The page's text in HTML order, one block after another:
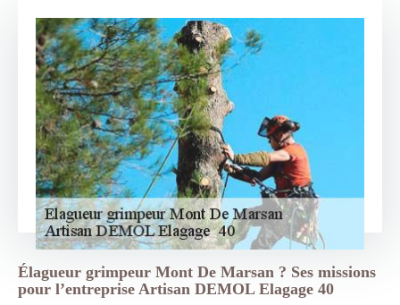
Élagueur grimpeur Mont De Marsan ? Ses missions
pour l’entreprise Artisan DEMOL Elagage 40